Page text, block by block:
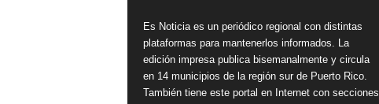
Es Noticia es un periódico regional con distintas
plataformas para mantenerlos informados. La
edición impresa publica bisemanalmente y circula
en 14 municipios de la región sur de Puerto Rico.
También tiene este portal en Internet con secciones